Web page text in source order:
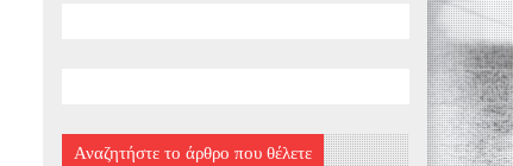
Αναζητήστε το άρθρο που θέλετε